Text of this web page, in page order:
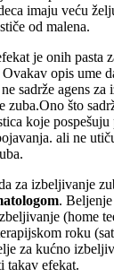
imaju veću
od malena.
je onih pasta
opis ume
sadrže agens
zuba.Ono što
koje
ali ne
za izbeljivanje
.
(home
roku
za kućno
takav efekat.